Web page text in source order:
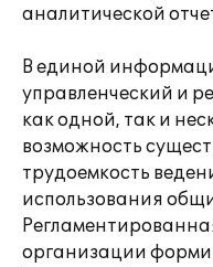
аналитической
В единой
управленческий и
как одной, так и
возможность
трудоемкость
использования
организации